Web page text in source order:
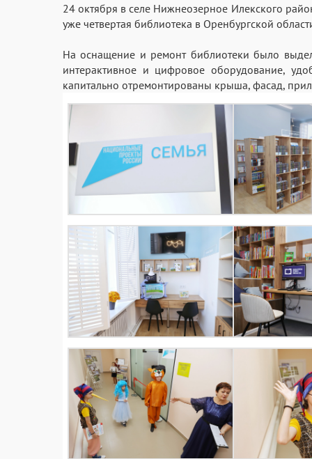
24 октября в селе Нижнеозерное Илекского
уже четвертая библиотека в Оренбургской
На оснащение и ремонт библиотеки было
интерактивное и цифровое оборудование,
капитально отремонтированы крыша, фасад,